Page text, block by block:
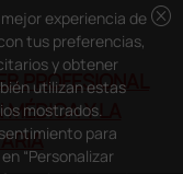
PROFESIONAL
Y LA
cancel
experiencia de
tus preferencias,
y obtener
utilizan estas
mostrados.
para
“Personalizar